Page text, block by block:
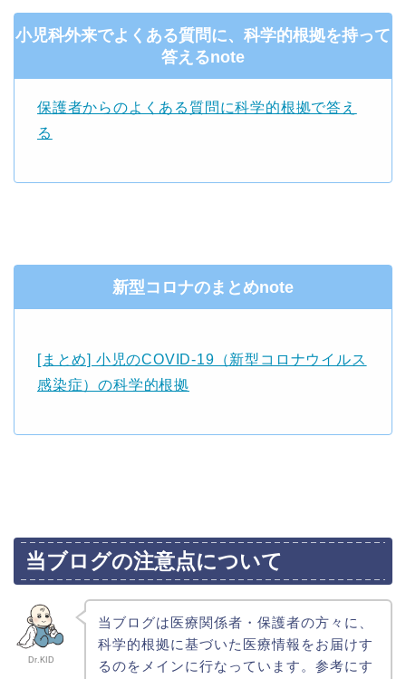
小児科外来でよくある質問に、科学的根拠を持って
答えるnote
保護者からのよくある質問に科学的根拠で答え
る
新型コロナのまとめnote
[まとめ] 小児のCOVID-19（新型コロナウイルス
感染症）の科学的根拠
当ブログの注意点について
Dr.KID
当ブログは医療関係者・保護者の方々に、
科学的根拠に基づいた医療情報をお届けす
るのをメインに行なっています。参考にす